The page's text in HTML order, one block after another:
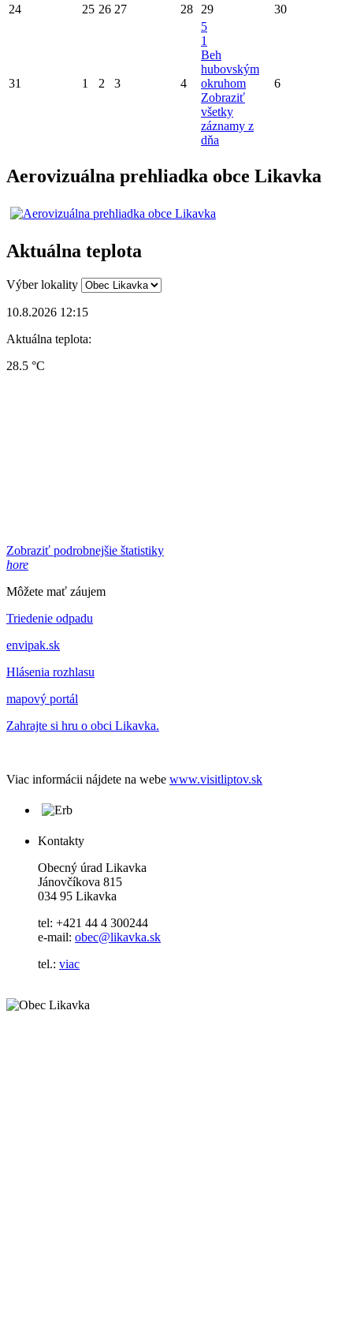
24 25 26 27 28 29 30
31 1 2 3 4
5
1
Beh
hubovským
okruhom
Zobraziť
všetky
záznamy z
dňa
6
Aerovizuálna prehliadka obce Likavka
Aktuálna teplota
Výber lokality
10.8.2026 12:15
Aktuálna teplota:
28.5 °C
Zobraziť podrobnejšie štatistiky
hore
Môžete mať záujem
Triedenie odpadu
envipak.sk
Hlásenia rozhlasu
mapový portál
Zahrajte si hru o obci Likavka.
Viac informácii nájdete na webe www.visitliptov.sk
Kontakty
Obecný úrad Likavka
Jánovčíkova 815
034 95 Likavka
tel: +421 44 4 300244
e-mail: obec@likavka.sk
tel.: viac